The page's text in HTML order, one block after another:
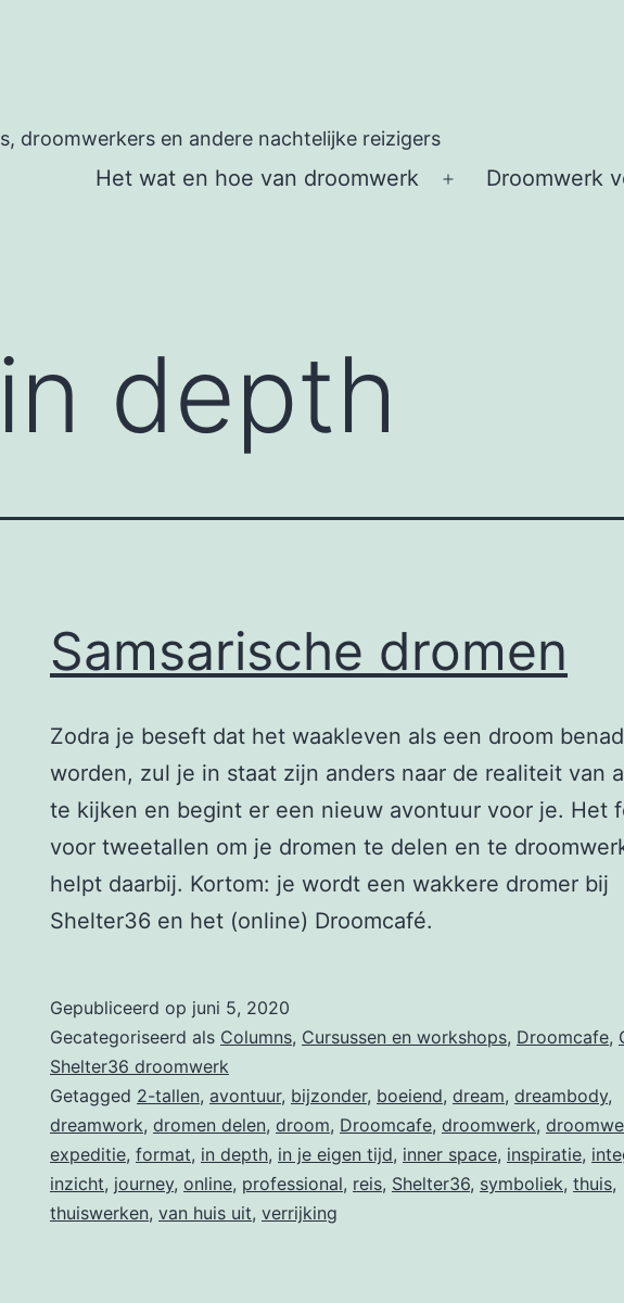
droomwerkers en andere nachtelijke reizigers
Het wat en hoe van droomwerk
Open
Droomwerk
in depth
Samsarische dromen
Zodra je beseft dat het waakleven als een droom
worden, zul je in staat zijn anders naar de realiteit van
te kijken en begint er een nieuw avontuur voor je. Het
voor tweetallen om je dromen te delen en te
helpt daarbij. Kortom: je wordt een wakkere dromer bij
Shelter36 en het (online) Droomcafé.
Gepubliceerd op juni 5, 2020
Gecategoriseerd als Columns, Cursussen en workshops, Droomcafe,
Shelter36 droomwerk
Getagged 2-tallen, avontuur, bijzonder, boeiend, dream, dreambody,
dreamwork, dromen delen, droom, Droomcafe, droomwerk,
expeditie, format, in depth, in je eigen tijd, inner space, inspiratie,
inzicht, journey, online, professional, reis, Shelter36, symboliek, thuis,
thuiswerken, van huis uit, verrijking